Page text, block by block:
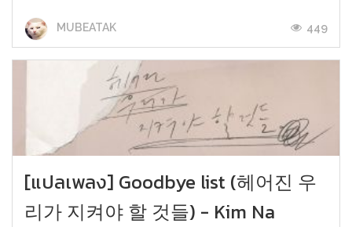
MUBEATAK 449
[แปลเพลง] Goodbye list (헤어진 우
리가 지켜야 할 것들) - Kim Na